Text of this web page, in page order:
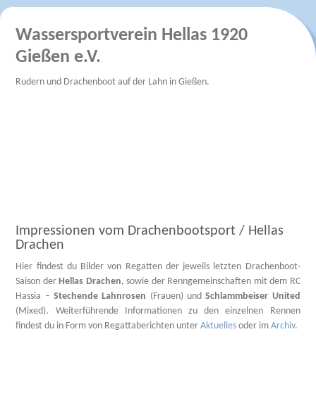
Wassersportverein Hellas 1920
Gießen e.V.
Rudern und Drachenboot auf der Lahn in Gießen.
Impressionen vom Drachenbootsport / Hellas
Drachen
Hier findest du Bilder von Regatten der jeweils letzten Drachenboot-
Saison der Hellas Drachen, sowie der Renngemeinschaften mit dem RC
Hassia –Stechende Lahnrosen (Frauen) undSchlammbeiser United
(Mixed). Weiterführende Informationen zu den einzelnen Rennen
findest du in Form von Regattaberichten unterAktuellesoder imArchiv.